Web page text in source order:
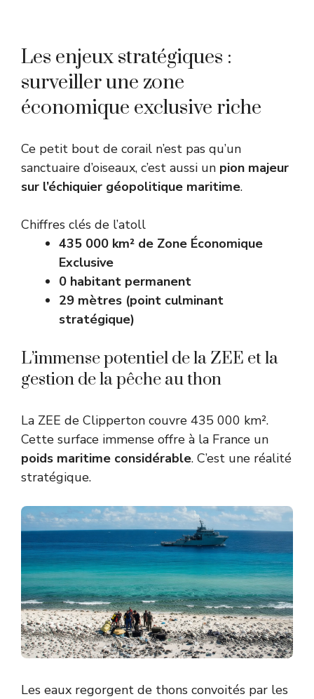
Les enjeux stratégiques :
surveiller une zone
économique exclusive riche
Ce petit bout de corail n’est pas qu’un
sanctuaire d’oiseaux, c’est aussi un pion majeur
sur l’échiquier géopolitique maritime.
Chiffres clés de l’atoll
435 000 km² de Zone Économique
Exclusive
0 habitant permanent
29 mètres (point culminant
stratégique)
L’immense potentiel de la ZEE et la
gestion de la pêche au thon
La ZEE de Clipperton couvre 435 000 km².
Cette surface immense offre à la France un
poids maritime considérable. C’est une réalité
stratégique.
Les eaux regorgent de thons convoités par les